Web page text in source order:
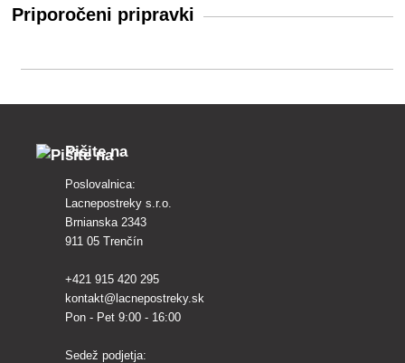
Priporočeni pripravki
Pišite na
Poslovalnica:
Lacnepostreky s.r.o.
Brnianska 2343
911 05 Trenčín
+421 915 420 295
kontakt@lacnepostreky.sk
Pon - Pet 9:00 - 16:00
Sedež podjetja: